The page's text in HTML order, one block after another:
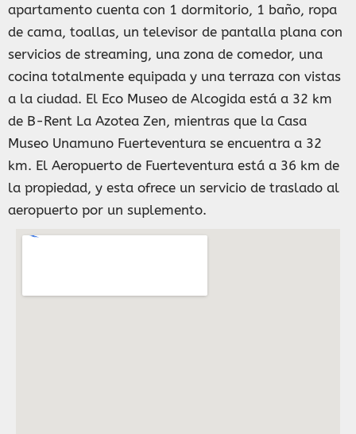
apartamento cuenta con 1 dormitorio, 1 baño, ropa
de cama, toallas, un televisor de pantalla plana con
servicios de streaming, una zona de comedor, una
cocina totalmente equipada y una terraza con vistas
a la ciudad. El Eco Museo de Alcogida está a 32 km
de B-Rent La Azotea Zen, mientras que la Casa
Museo Unamuno Fuerteventura se encuentra a 32
km. El Aeropuerto de Fuerteventura está a 36 km de
la propiedad, y esta ofrece un servicio de traslado al
aeropuerto por un suplemento.